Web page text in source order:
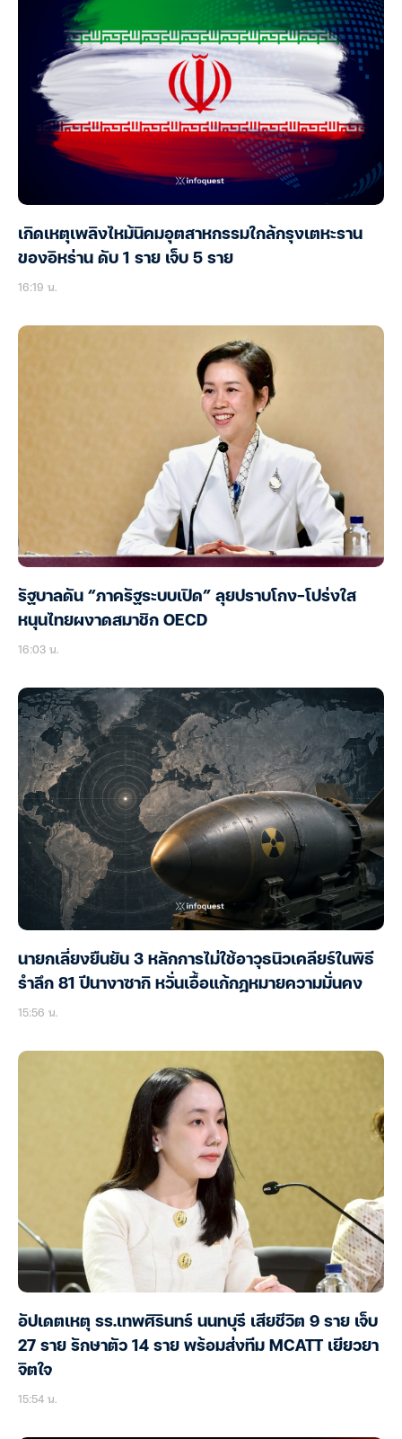
เกิดเหตุเพลิงไหม้นิคมอุตสาหกรรมใกล้กรุงเตหะราน
ของอิหร่าน ดับ 1 ราย เจ็บ 5 ราย
16:19 น.
รัฐบาลดัน “ภาครัฐระบบเปิด” ลุยปราบโกง-โปร่งใส
หนุนไทยผงาดสมาชิก OECD
16:03 น.
นายกเลี่ยงยืนยัน 3 หลักการไม่ใช้อาวุธนิวเคลียร์ในพิธี
รำลึก 81 ปีนางาซากิ หวั่นเอื้อแก้กฎหมายความมั่นคง
15:56 น.
อัปเดตเหตุ รร.เทพศิรินทร์ นนทบุรี เสียชีวิต 9 ราย เจ็บ
27 ราย รักษาตัว 14 ราย พร้อมส่งทีม MCATT เยียวยา
จิตใจ
15:54 น.